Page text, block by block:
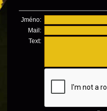
Jméno:
Mail:
Text: